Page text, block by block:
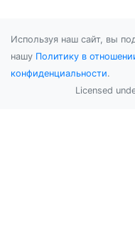
Используя наш сайт, вы
нашу Политику в
конфиденциальности.
Licensed